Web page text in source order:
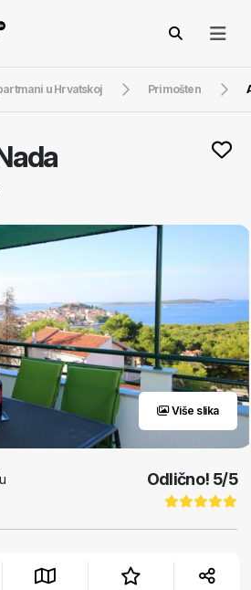
u Hrvatskoj Primošten
Više slika
Odlično! 5/5